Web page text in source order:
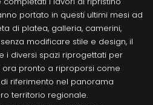
portato in questi ultimi mesi ad
di platea, galleria, camerini,
modificare stile e design, il
i diversi spazi riprogettati per
ora pronto a riproporsi come
riferimento nel panorama
territorio regionale.